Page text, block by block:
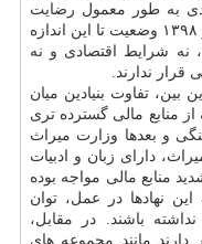
به طور معمول رضایت
بخش نیست. شاید تا حدود سالیان ۱۳۹۷ و ۱۳۹۸ وضعیت تا این اندازه
نه شرایط اقتصادی و نه
قرار ندارند.
بین، تفاوت بنیادین میان
منابع مالی گسترده تری
و بعدها وزارت میراث
دارای زبان و ادبیات
منابع مالی مواجه بوده
نهادها در عمل، توان
باشند. در مقابل،
دارند مانند مجموعه های